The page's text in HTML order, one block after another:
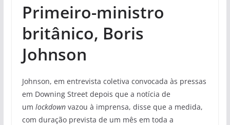
Primeiro-ministro
britânico, Boris
Johnson
Johnson, em entrevista coletiva convocada às pressas
em Downing Street depois que a notícia de
um lockdownvazou à imprensa, disse que a medida,
com duração prevista de um mês em toda a